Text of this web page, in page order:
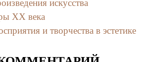
искусства
ХХ века
и творчества в эстетике